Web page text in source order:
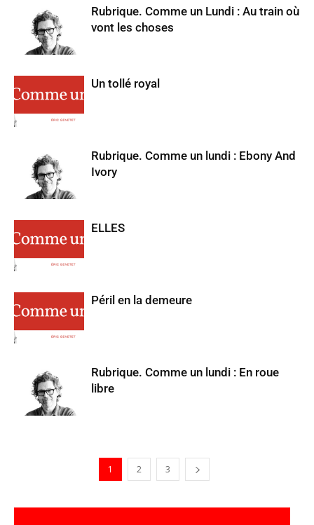
Rubrique. Comme un Lundi : Au train où
vont les choses
Un tollé royal
Rubrique. Comme un lundi : Ebony And
Ivory
ELLES
Péril en la demeure
Rubrique. Comme un lundi : En roue
libre
1 2 3